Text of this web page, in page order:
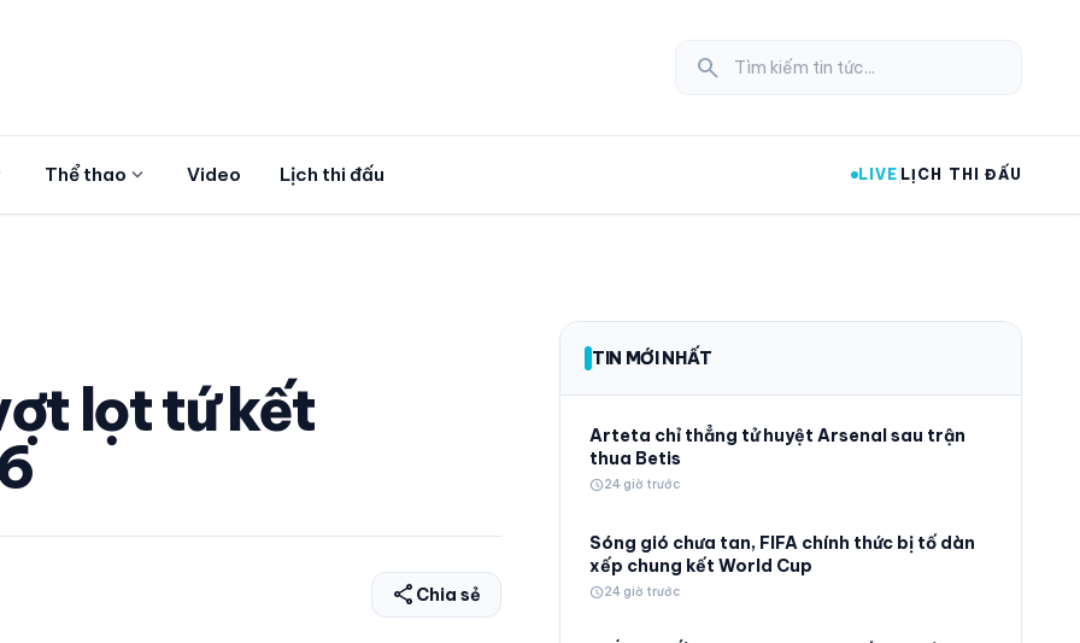
search
Thể thao expand_more Video Lịch thi đấu LIVE LỊCH THI ĐẤU
lọt tứ kết
share Chia sẻ
TIN MỚI NHẤT
Arteta chỉ thẳng tử huyệt Arsenal sau trận
thua Betis
schedule24 giờ trước
Sóng gió chưa tan, FIFA chính thức bị tố dàn
xếp chung kết World Cup
schedule24 giờ trước